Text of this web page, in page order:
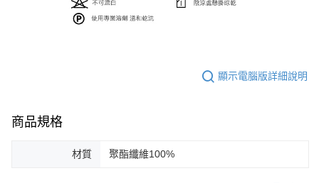
顯示電腦版詳細說明
商品規格
材質 聚酯纖維100%